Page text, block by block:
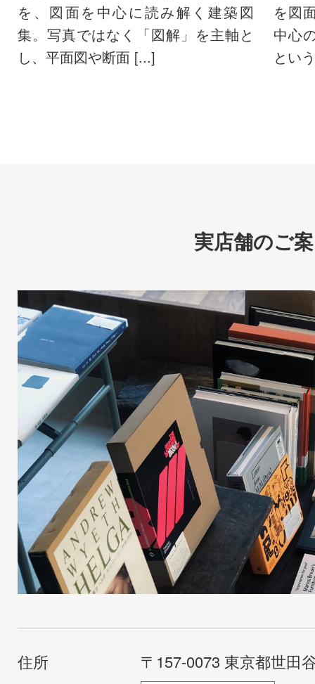
を、図面を中心に読み解く建築図
集。写真ではなく「図解」を主軸と
し、平面図や断面 [...]
を図
中心
とい
実店舗のご
住所 〒157-0073 東京都世田